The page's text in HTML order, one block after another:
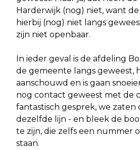
Harderwijk (nog) niet, want
hierbij (nog) niet langs
zijn niet openbaar.
In ieder geval is de afdeling
de gemeente langs geweest,
aanschouwd en is gaan
nog contact geweest met de
fantastisch gesprek, we zaten
dezelfde lijn - en bleek de
te zijn, die zelfs een nummer
staan.